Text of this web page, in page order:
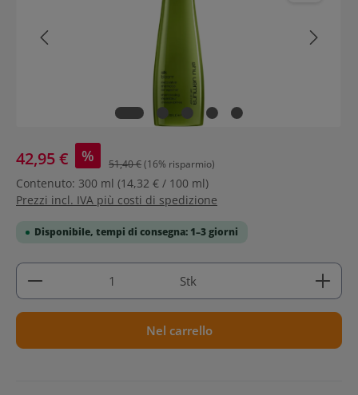
42,95 € % 51,40 €(16% risparmio)
Contenuto: 300 ml (14,32 € / 100 ml)
Prezzi incl. IVA più costi di spedizione
Disponibile, tempi di consegna: 1–3 giorni
Quantità del prodotto: inserisci la quantità
Stk
Nel carrello